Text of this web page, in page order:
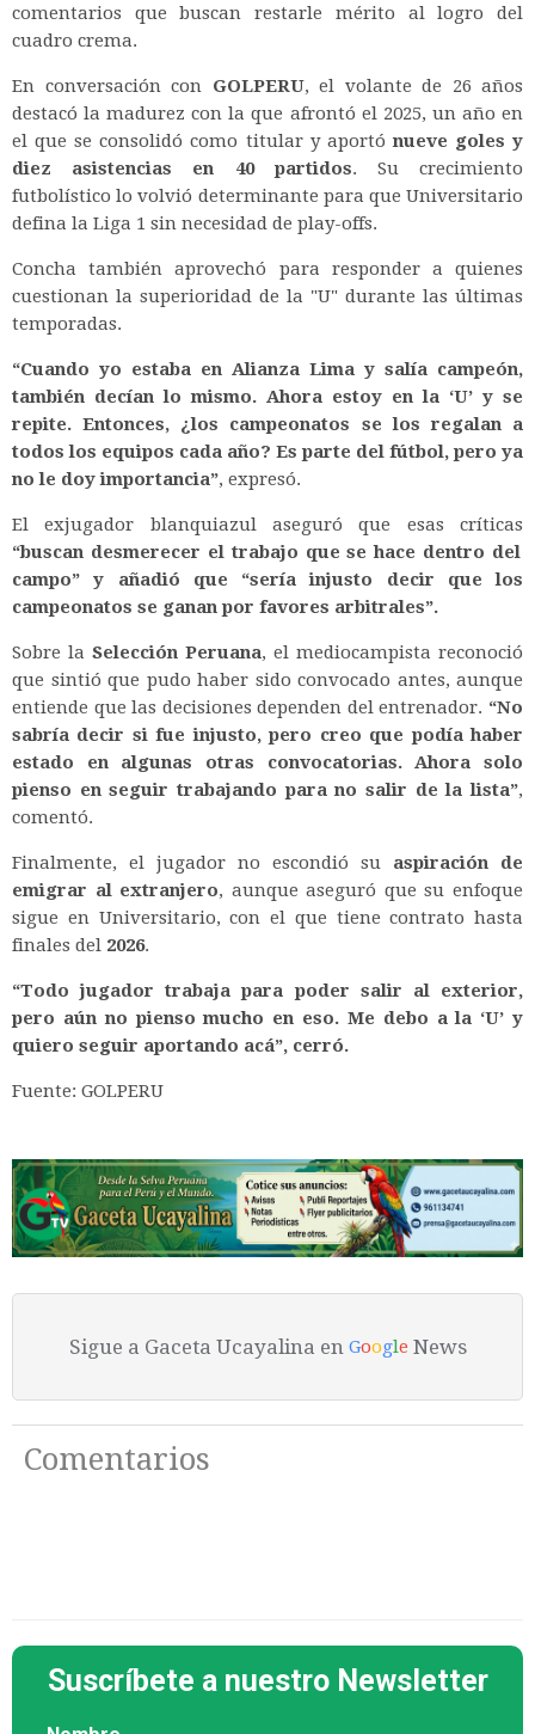
comentarios que buscan restarle mérito al logro del
cuadro crema.
En conversación con GOLPERU, el volante de 26 años
destacó la madurez con la que afrontó el 2025, un año en
el que se consolidó como titular y aportónueve goles y
diez asistencias en 40 partidos. Su crecimiento
futbolístico lo volvió determinante para que Universitario
defina la Liga 1 sin necesidad de play-offs.
Concha también aprovechó para responder a quienes
cuestionan la superioridad de la "U" durante las últimas
temporadas.
“Cuando yo estaba en Alianza Lima y salía campeón,
también decían lo mismo. Ahora estoy en la ‘U’ y se
repite. Entonces, ¿los campeonatos se los regalan a
todos los equipos cada año? Es parte del fútbol, pero ya
no le doy importancia”, expresó.
El exjugador blanquiazul aseguró que esas críticas
“buscan desmerecer el trabajo que se hace dentro del
campo” y añadió que “sería injusto decir que los
campeonatos se ganan por favores arbitrales”.
Sobre la Selección Peruana, el mediocampista reconoció
que sintió que pudo haber sido convocado antes, aunque
entiende que las decisiones dependen del entrenador. “No
sabría decir si fue injusto, pero creo que podía haber
estado en algunas otras convocatorias. Ahora solo
pienso en seguir trabajando para no salir de la lista”,
comentó.
Finalmente, el jugador no escondió su aspiración de
emigrar al extranjero, aunque aseguró que su enfoque
sigue en Universitario, con el que tiene contrato hasta
finales del 2026.
“Todo jugador trabaja para poder salir al exterior,
pero aún no pienso mucho en eso. Me debo a la ‘U’ y
quiero seguir aportando acá”, cerró.
Fuente: GOLPERU
Sigue a Gaceta Ucayalina en Google News
Comentarios
Suscríbete a nuestro Newsletter